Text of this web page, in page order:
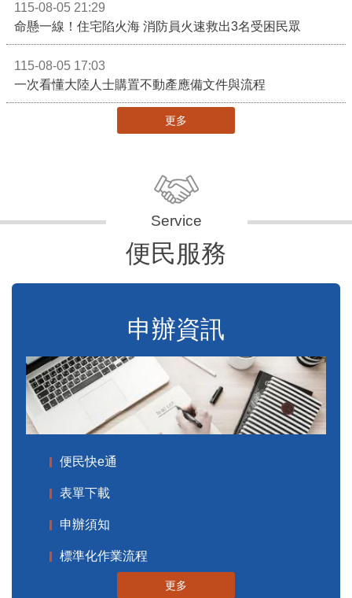
115-08-05 21:29
命懸一線！住宅陷火海 消防員火速救出3名受困民眾
115-08-05 17:03
一次看懂大陸人士購置不動產應備文件與流程
更多
便民服務
申辦資訊
便民快e通
表單下載
申辦須知
標準化作業流程
更多